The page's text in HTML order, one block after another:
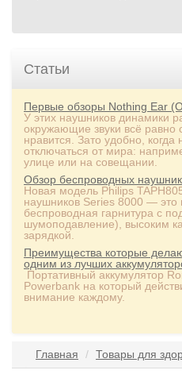
Статьи
Первые обзоры Nothing Ear
У этих наушников динамики
окружающие звуки всё
нравится. Зато удобно,
отключаться от мира:
улице или на совещании.
Обзор беспроводных
Новая модель Philips
наушников Series 8000 — это
беспроводная гарнитура с
шумоподавление), высоким
зарядкой.
Преимущества которые
одним из лучших
Портативный аккумулятор
Powerbank на который
внимание каждому.
Главная Товары для